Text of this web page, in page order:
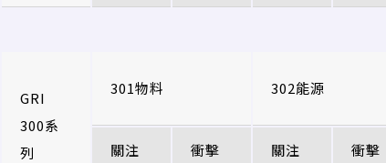
GRI
300系
列
301物料 302能源
關注
衝擊
關注
衝擊